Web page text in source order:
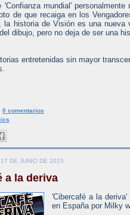
'Confianza mundial'
de que recaiga en los
la historia de Visión es una
dibujo, pero no deja de ser una
entretenidas sin mayor
0 comentarios
DE JUNIO DE 2015
a la deriva
'Cibercafé a la
en España por Milky